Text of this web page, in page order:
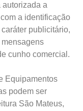
autorizada a
a identificação
publicitário,
cunho comercial.
Equipamentos
podem ser
São Mateus,